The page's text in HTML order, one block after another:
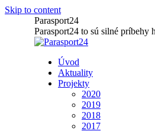
Skip to content
Parasport24
Parasport24 to sú silné
Úvod
Aktuality
Projekty
2020
2019
2018
2017